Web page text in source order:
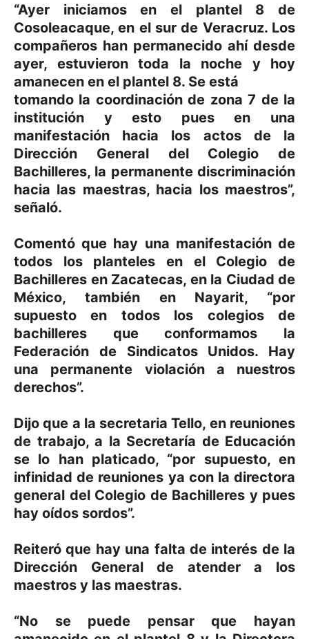
“Ayer iniciamos en el plantel 8 de
Cosoleacaque, en el sur de Veracruz. Los
compañeros han permanecido ahí desde
ayer, estuvieron toda la noche y hoy
amanecen en el plantel 8. Se está
tomando la coordinación de zona 7 de la
institución y esto pues en una
manifestación hacia los actos de la
Dirección General del Colegio de
Bachilleres, la permanente discriminación
hacia las maestras, hacia los maestros”,
señaló.
Comentó que hay una manifestación de
todos los planteles en el Colegio de
Bachilleres en Zacatecas, en la Ciudad de
México, también en Nayarit, “por
supuesto en todos los colegios de
bachilleres que conformamos la
Federación de Sindicatos Unidos. Hay
una permanente violación a nuestros
derechos”.
Dijo que a la secretaria Tello, en reuniones
de trabajo, a la Secretaría de Educación
se lo han platicado, “por supuesto, en
infinidad de reuniones ya con la directora
general del Colegio de Bachilleres y pues
hay oídos sordos”.
Reiteró que hay una falta de interés de la
Dirección General de atender a los
maestros y las maestras.
“No se puede pensar que hayan